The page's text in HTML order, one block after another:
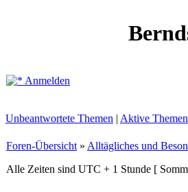
Anmelden
Unbeantwortete Themen | Aktive Themen
Foren-Übersicht » Alltägliches und
Alle Zeiten sind UTC + 1 Stunde [